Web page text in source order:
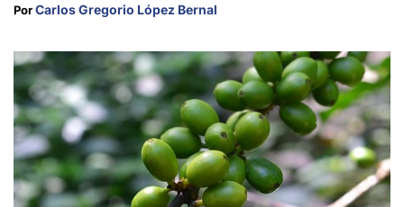
Por Carlos Gregorio López Bernal